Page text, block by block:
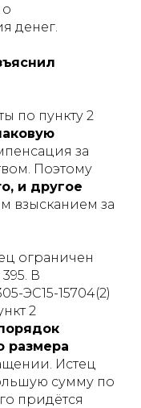
денег.
по пункту 2
за
Поэтому
и другое
взысканием за
ограничен
В
ЭС15-15704(2)
2
размера
Истец
сумму по
придётся